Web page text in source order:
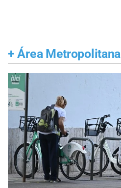
+ Área Metropolitana